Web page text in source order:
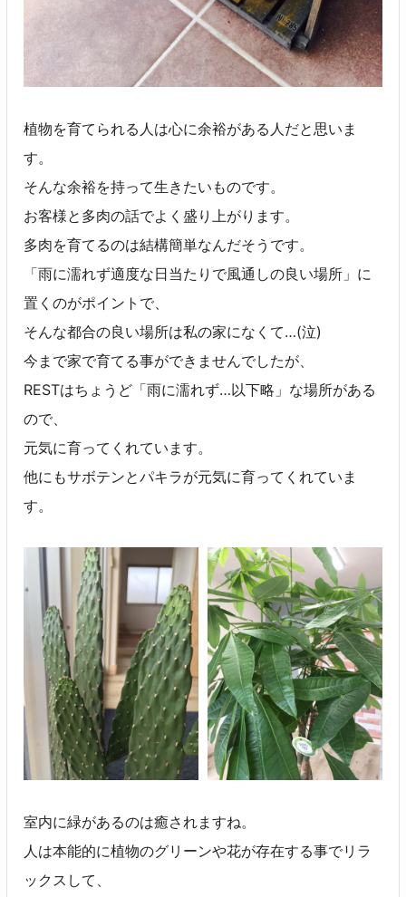
植物を育てられる人は心に余裕がある人だと思いま
す。
そんな余裕を持って生きたいものです。
お客様と多肉の話でよく盛り上がります。
多肉を育てるのは結構簡単なんだそうです。
「雨に濡れず適度な日当たりで風通しの良い場所」に
置くのがポイントで、
そんな都合の良い場所は私の家になくて…(泣)
今まで家で育てる事ができませんでしたが、
RESTはちょうど「雨に濡れず…以下略」な場所がある
ので、
元気に育ってくれています。
他にもサボテンとパキラが元気に育ってくれていま
す。
室内に緑があるのは癒されますね。
人は本能的に植物のグリーンや花が存在する事でリラ
ックスして、